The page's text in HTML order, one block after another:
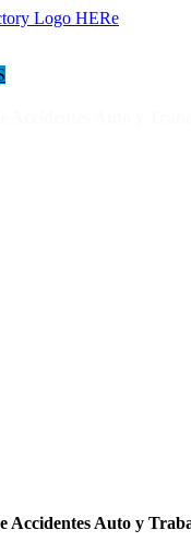
Accidentes Auto y